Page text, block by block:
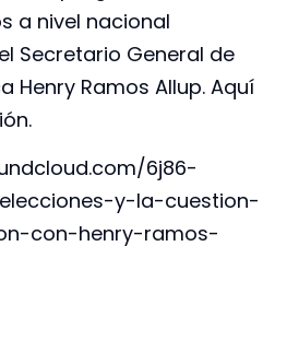
a nivel nacional
Secretario General de
Henry Ramos Allup. Aquí
6j86-
y-la-cuestion-
con-henry-ramos-